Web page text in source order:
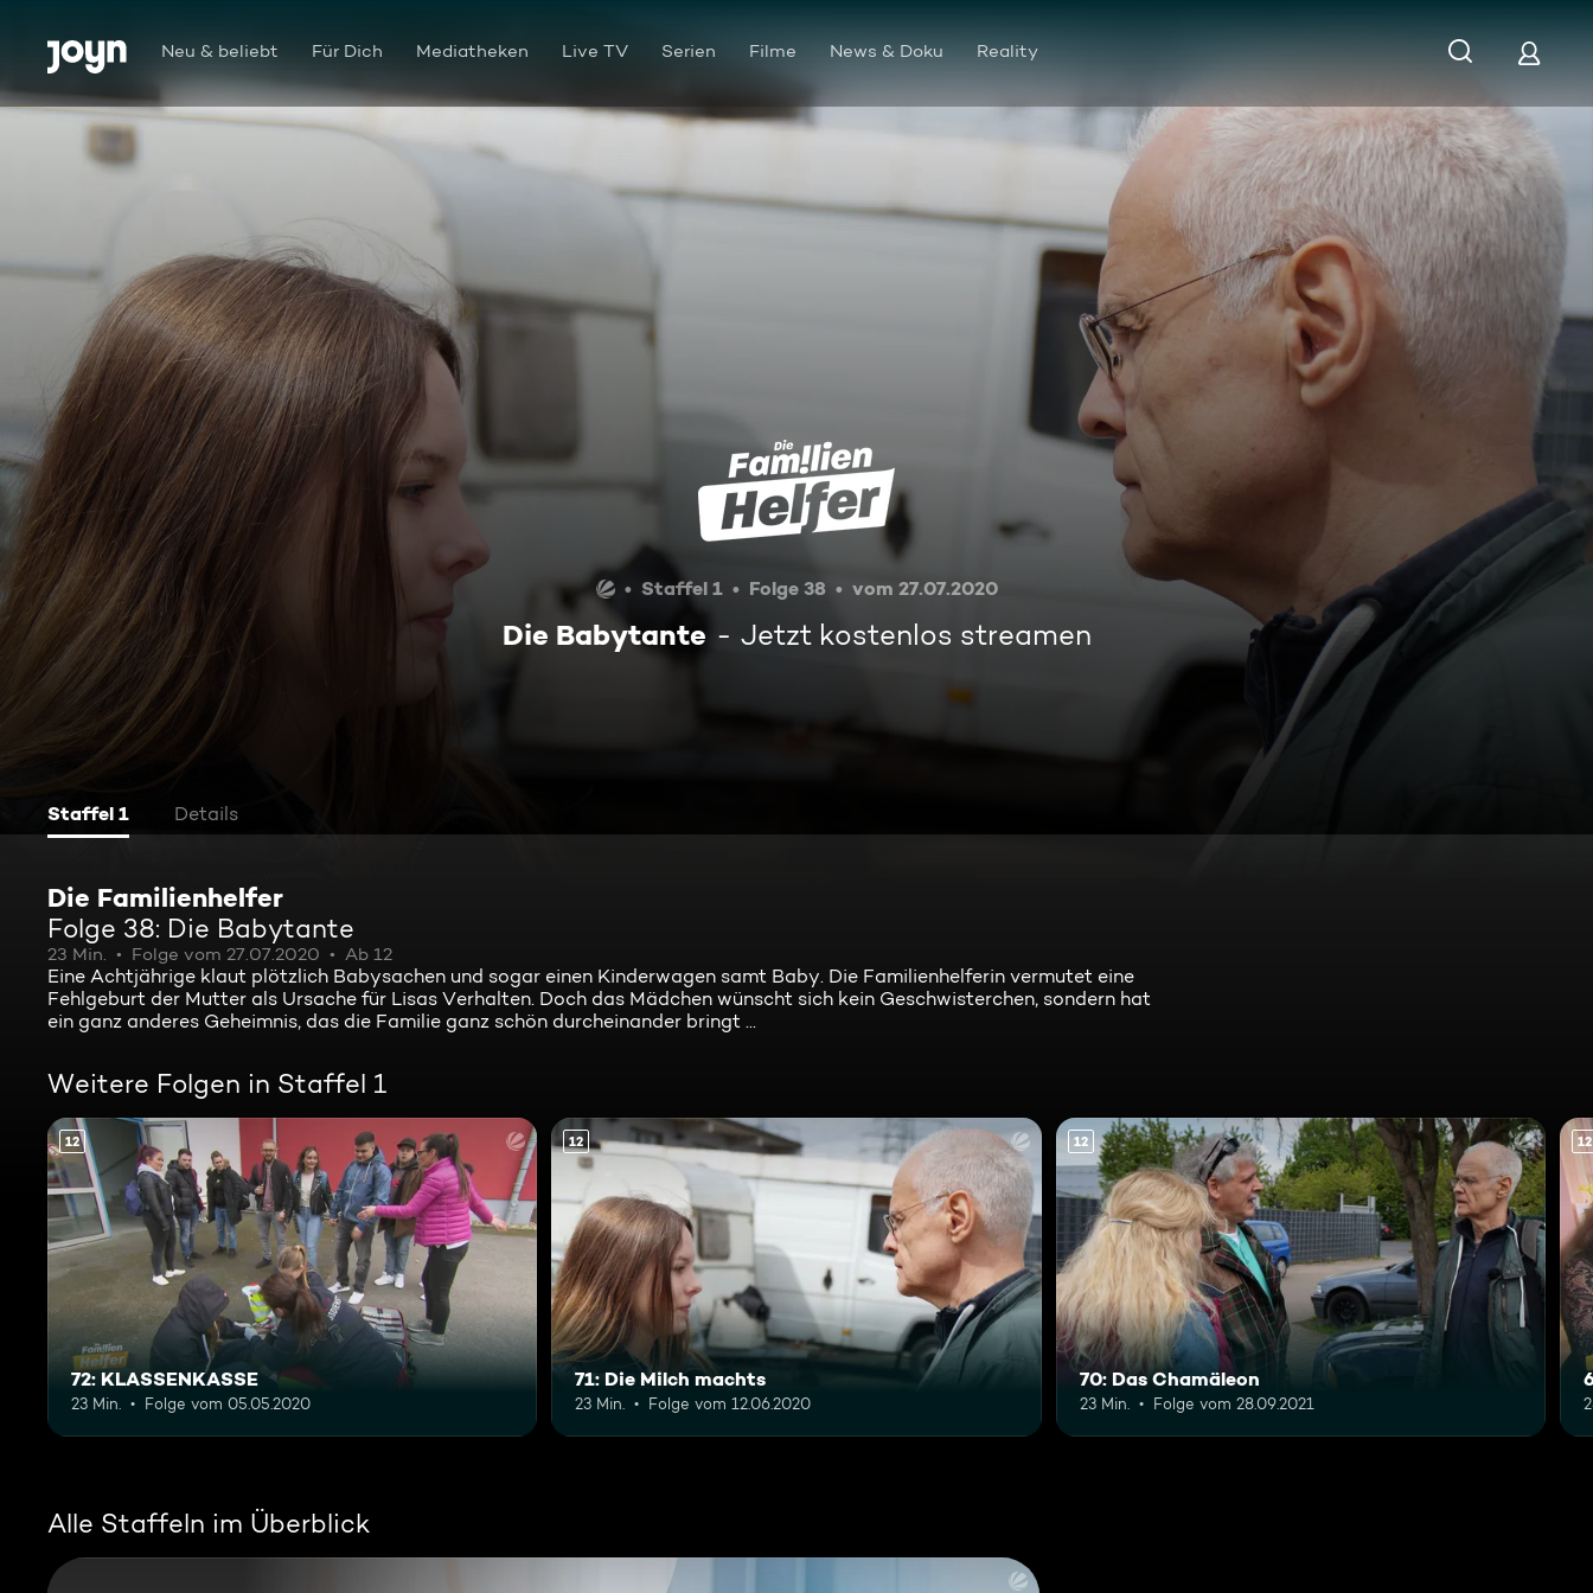
Zum Inhalt springen
Barrierefrei Neu & beliebt Für Dich Mediatheken Live TV Serien Filme News & Doku Reality
Staffel 1 Folge 38 vom 27.07.2020
Die Babytante Jetzt kostenlos streamen
Staffel 1 Details
Die Familienhelfer
Folge 38: Die Babytante
23 Min. Folge vom 27.07.2020 Ab 12
Eine Achtjährige klaut plötzlich Babysachen und sogar einen Kinderwagen samt Baby. Die Familienhelferin vermutet eine
Fehlgeburt der Mutter als Ursache für Lisas Verhalten. Doch das Mädchen wünscht sich kein Geschwisterchen, sondern hat
ein ganz anderes Geheimnis, das die Familie ganz schön durcheinander bringt ...
Weitere Folgen in Staffel 1
12
72: KLASSENKASSE
23 Min. Folge vom 05.05.2020
12
71: Die Milch machts
23 Min. Folge vom 12.06.2020
12
70: Das Chamäleon
23 Min. Folge vom 28.09.2021
12
Alle Staffeln im Überblick